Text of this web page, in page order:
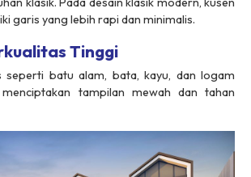
garis yang lebih rapi dan minimalis.
Tinggi
seperti batu alam, bata, kayu, dan logam
tampilan mewah dan tahan